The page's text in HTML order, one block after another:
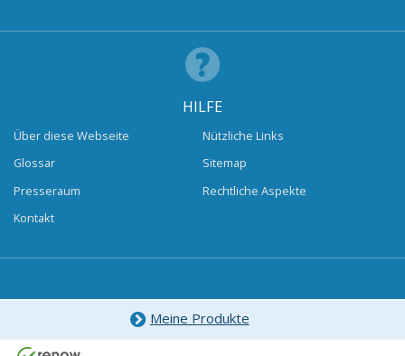
HILFE
Über diese Webseite
Glossar
Presseraum
Kontakt
Nützliche Links
Sitemap
Rechtliche Aspekte
Meine Produkte